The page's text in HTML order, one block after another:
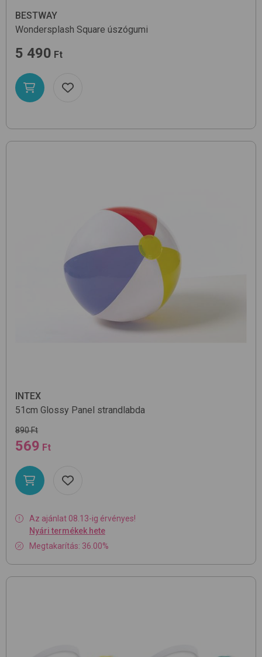
BESTWAY
Wondersplash Square úszógumi
5 490 Ft
INTEX
51cm Glossy Panel strandlabda
890 Ft
569 Ft
Az ajánlat 08.13-ig érvényes!
Nyári termékek hete
Megtakarítás: 36.00%